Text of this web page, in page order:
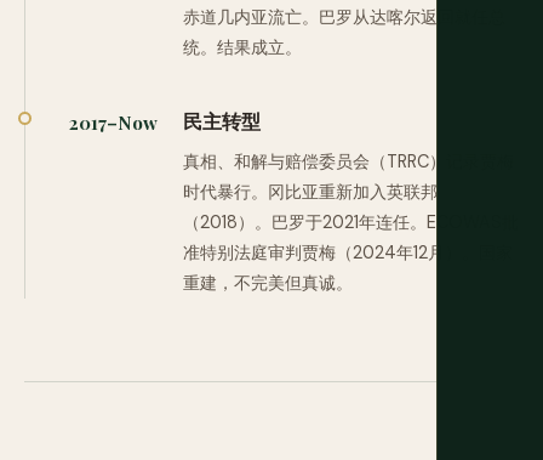
赤道几内亚流亡。巴罗从达喀尔返回就任总
统。结果成立。
2017–Now 民主转型
真相、和解与赔偿委员会（TRRC）记录贾梅
时代暴行。冈比亚重新加入英联邦
（2018）。巴罗于2021年连任。ECOWAS批
准特别法庭审判贾梅（2024年12月）。国家
重建，不完美但真诚。